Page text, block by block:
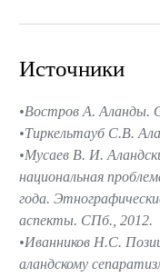
Источники
Востров А. Аланды.
Тиркельтауб С.В.
Мусаев В. И.
национальная
года.
аспекты. СПб., 2012.
Иванников Н.С.
аландскому